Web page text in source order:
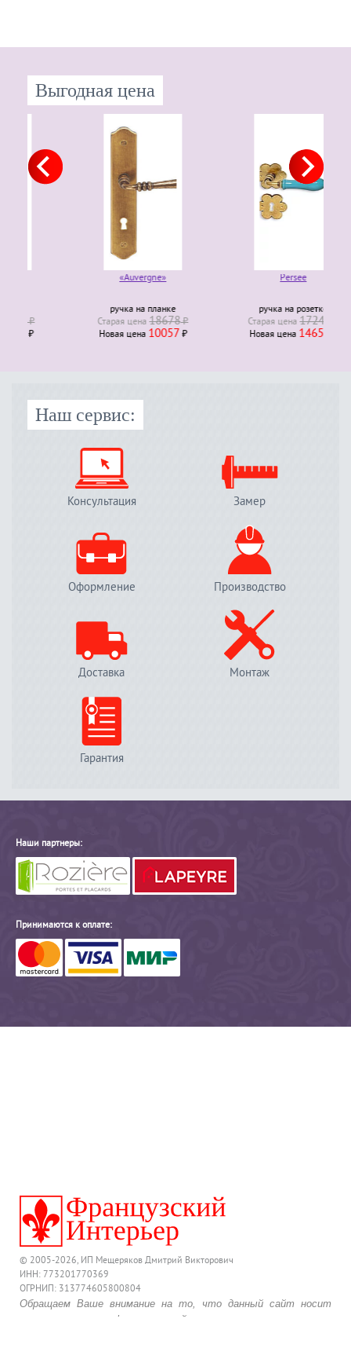
Выгодная цена
«Auvergne»
ручка на планке
Старая ценa18678 ₽
Новая ценa10057 ₽
ручка на розетке
Старая ценa17241 ₽
Новая ценa14655 ₽
Наш сервис:
Консультация Замер
Оформление Производство
Доставка Монтаж
Гарантия
Наши партнеры:
Принимаются к оплате:
© 2005-2026, ИП Мещеряков Дмитрий Викторович
ИНН: 773201770369
ОГРНИП: 313774605800804
Обращаем Ваше внимание на то, что данный сайт носит
исключительно информационный характер и ни при каких